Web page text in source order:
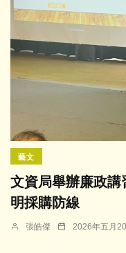
藝文
文資局舉辦廉政
明採購防線
張皓傑 2026年五月